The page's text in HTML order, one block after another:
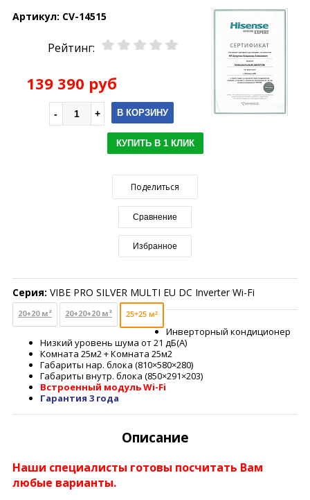
Артикул: CV-14515
Рейтинг:
139 390 руб
В КОРЗИНУ
КУПИТЬ В 1 КЛИК
Поделиться
Сравнение
Избранное
Серия: VIBE PRO SILVER MULTI EU DC Inverter Wi-Fi
20+20 м² 20+20+20 м² 25+25 м²
Инверторный кондиционер
Низкий уровень шума от 21 дБ(А)
Комната 25м2 + Комната 25м2
Габариты нар. блока (810×580×280)
Габариты внутр. блока (850×291×203)
Встроенный модуль Wi-Fi
Гарантия 3 года
Описание
Наши специалисты готовы посчитать Вам
любые варианты.